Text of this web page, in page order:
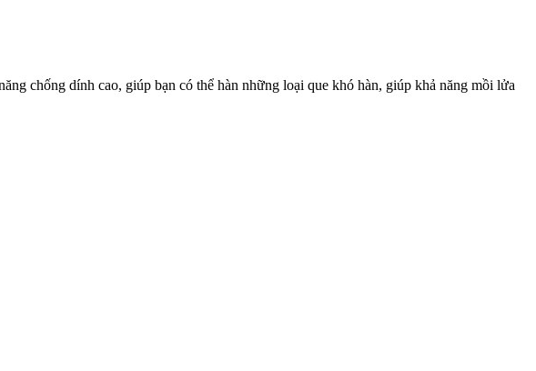
chống dính cao, giúp bạn có thể hàn những loại que khó hàn, giúp khả năng mồi lửa